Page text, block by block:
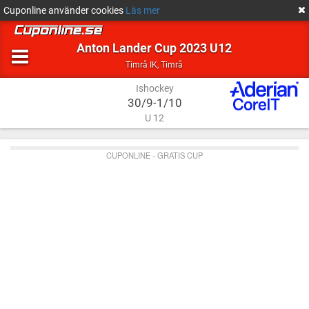
Cuponline använder cookies Läs mer
Anton Lander Cup 2023 U12
Timrå IK,Ishockey
TimråTimrå
Ishockey
30/9-1/10
U 12
CUPONLINE - GRATIS CUP